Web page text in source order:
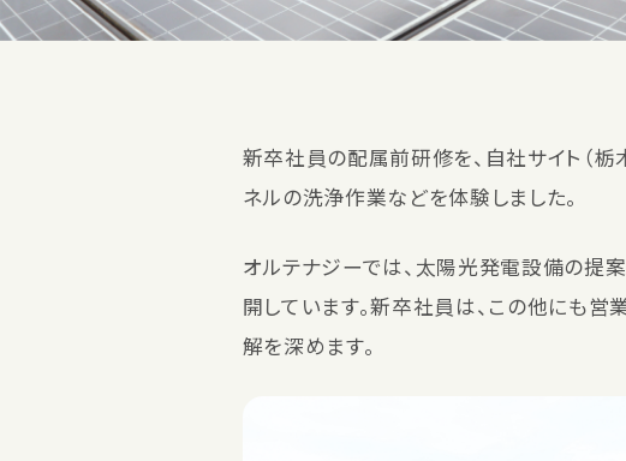
新卒社員の配属前研修を、自社サイト（
ネルの洗浄作業などを体験しました。
オルテナジーでは、太陽光発電設備の提案
開しています。新卒社員は、この他にも営
解を深めます。